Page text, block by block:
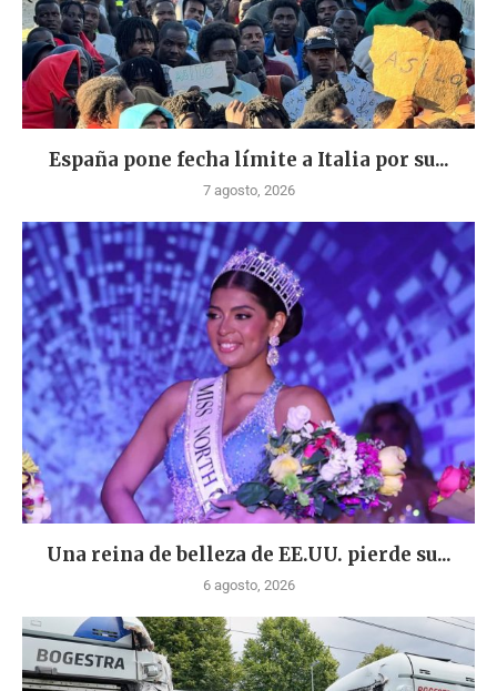
España pone fecha límite a Italia por su...
7 agosto, 2026
Una reina de belleza de EE.UU. pierde su...
6 agosto, 2026